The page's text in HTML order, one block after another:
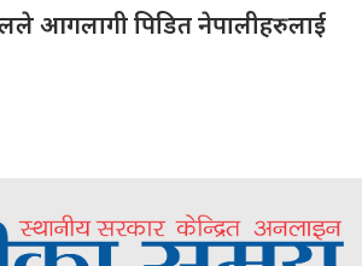
आगलागी पिडित नेपालीहरुलाई